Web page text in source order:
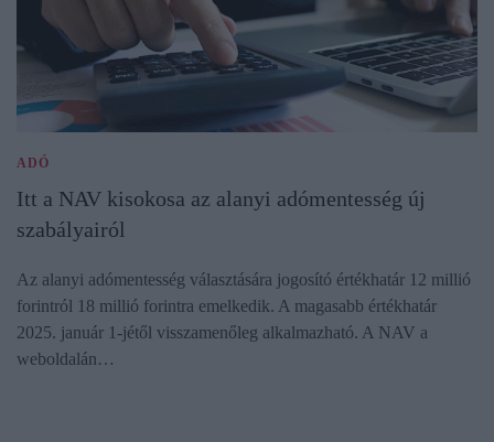
ADÓ
Itt a NAV kisokosa az alanyi adómentesség új
szabályairól
Az alanyi adómentesség választására jogosító értékhatár 12 millió
forintról 18 millió forintra emelkedik. A magasabb értékhatár
2025. január 1-jétől visszamenőleg alkalmazható. A NAV a
weboldalán…